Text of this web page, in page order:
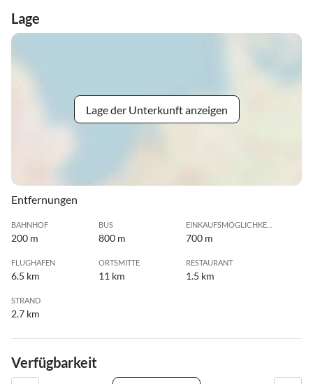
Lage
Lage der Unterkunft anzeigen
Entfernungen
BAHNHOF
200 m
BUS
800 m
EINKAUFSMÖGLICHKEIT
700 m
FLUGHAFEN
6.5 km
ORTSMITTE
11 km
RESTAURANT
1.5 km
STRAND
2.7 km
Verfügbarkeit